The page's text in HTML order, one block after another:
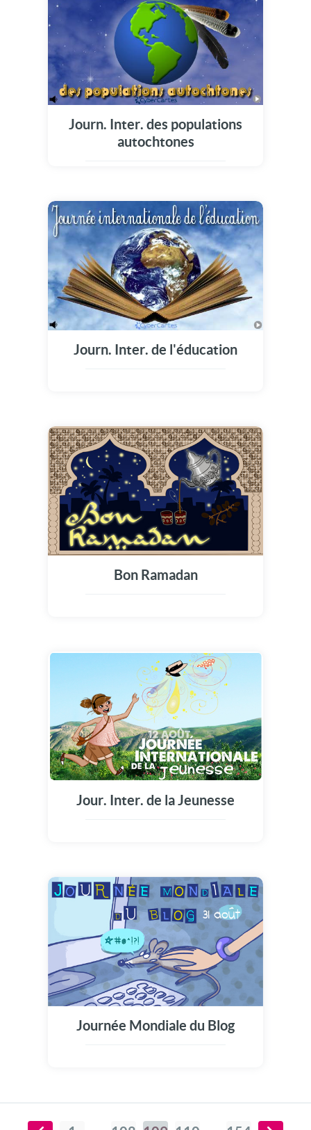
Journ. Inter. des populations
autochtones
Journ. Inter. de l'éducation
Bon Ramadan
Jour. Inter. de la Jeunesse
Journée Mondiale du Blog